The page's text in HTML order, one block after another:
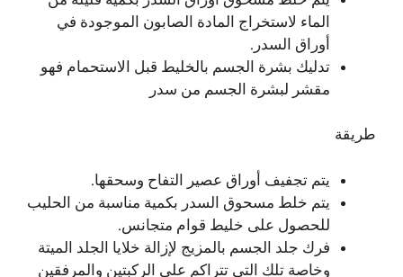
الماء لاستخراج المادة الصابون الموجودة في
أوراق السدر.
تدليك بشرة الجسم بالخليط قبل الاستحمام فهو
مقشر لبشرة الجسم من سدر
طريقة
يتم تجفيف أوراق عصير التفاح وسحقها.
يتم خلط مسحوق السدر بكمية مناسبة من الحليب
للحصول على خليط قوام متجانس.
فرك جلد الجسم بالمزيج لإزالة خلايا الجلد الميتة
وخاصة تلك التي تتراكم على الركبتين والمرفقين